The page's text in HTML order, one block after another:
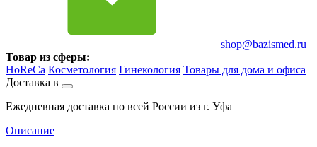
shop@bazismed.ru
Товар из сферы:
HoReCa Косметология Гинекология Товары для дома и офиса
Доставка в
Ежедневная доставка по всей России из г. Уфа
Описание